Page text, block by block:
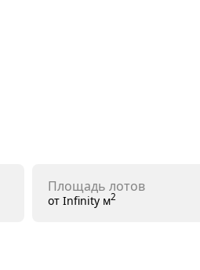
Площадь лотов
от Infinity м2